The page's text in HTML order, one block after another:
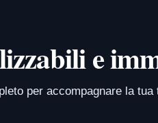
e
per accompagnare la